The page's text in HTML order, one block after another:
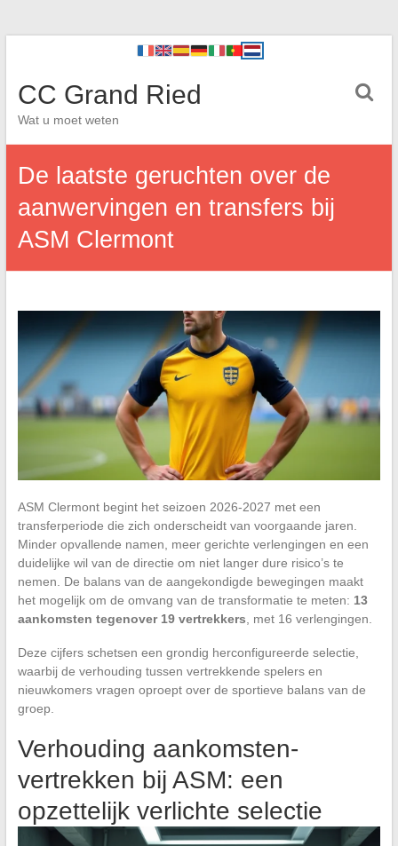
CC Grand Ried
Wat u moet weten
De laatste geruchten over de
aanwervingen en transfers bij
ASM Clermont
ASM Clermont begint het seizoen 2026-2027 met een
transferperiode die zich onderscheidt van voorgaande jaren.
Minder opvallende namen, meer gerichte verlengingen en een
duidelijke wil van de directie om niet langer dure risico’s te
nemen. De balans van de aangekondigde bewegingen maakt
het mogelijk om de omvang van de transformatie te meten: 13
aankomsten tegenover 19 vertrekkers , met 16 verlengingen.
Deze cijfers schetsen een grondig herconfigureerde selectie,
waarbij de verhouding tussen vertrekkende spelers en
nieuwkomers vragen oproept over de sportieve balans van de
groep.
Verhouding aankomsten-
vertrekken bij ASM: een
opzettelijk verlichte selectie